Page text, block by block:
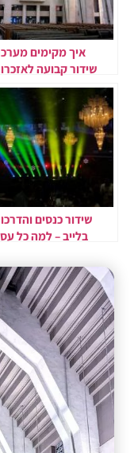
איך מקימים
שידור קבועה
שידור כנסים
בלייב – למה כל